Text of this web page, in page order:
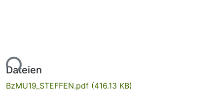
Dateien
BzMU19_STEFFEN.pdf (416.13 KB)